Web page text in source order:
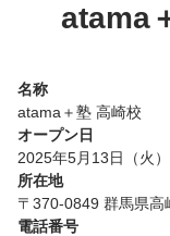
atama
名称
atama＋塾 高崎校
オープン日
2025年5月13日（火）
所在地
〒370-0849 群馬県
電話番号